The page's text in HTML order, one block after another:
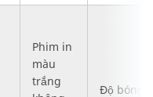
Phim in
màu
trắng
Độ bóng